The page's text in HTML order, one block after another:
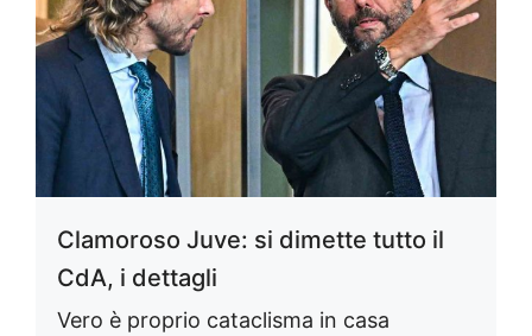
Clamoroso Juve: si dimette tutto il
CdA, i dettagli
Vero è proprio cataclisma in casa